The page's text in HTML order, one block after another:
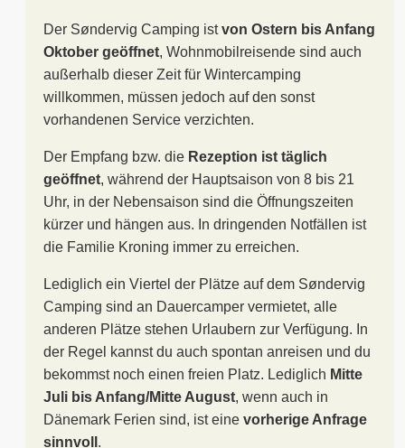
Der Søndervig Camping istvon Ostern bis Anfang
Oktober geöffnet, Wohnmobilreisende sind auch
außerhalb dieser Zeit für Wintercamping
willkommen, müssen jedoch auf den sonst
vorhandenen Service verzichten.
Der Empfang bzw. die Rezeption ist täglich
geöffnet, während der Hauptsaison von 8 bis 21
Uhr, in der Nebensaison sind die Öffnungszeiten
kürzer und hängen aus. In dringenden Notfällen ist
die Familie Kroning immer zu erreichen.
Lediglich ein Viertel der Plätze auf dem Søndervig
Camping sind an Dauercamper vermietet, alle
anderen Plätze stehen Urlaubern zur Verfügung. In
der Regel kannst du auch spontan anreisen und du
bekommst noch einen freien Platz. Lediglich Mitte
Juli bis Anfang/Mitte August, wenn auch in
Dänemark Ferien sind, ist eine vorherige Anfrage
sinnvoll .